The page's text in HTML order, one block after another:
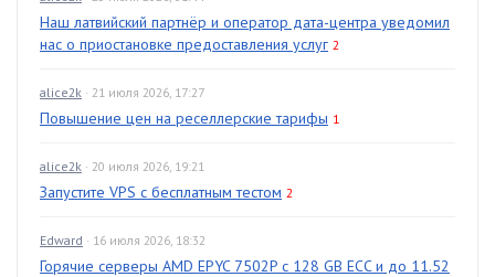
Наш латвийский партнёр и оператор дата-центра уведомил
нас о приостановке предоставления услуг 2
alice2k · 21 июля 2026, 17:27
Повышение цен на реселлерские тарифы 1
alice2k · 20 июля 2026, 19:21
Запустите VPS с бесплатным тестом 2
Edward · 16 июля 2026, 18:32
Горячие серверы AMD EPYC 7502P с 128 GB ECC и до 11.52